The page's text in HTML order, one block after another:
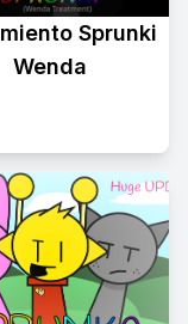
Sprunki
Wenda